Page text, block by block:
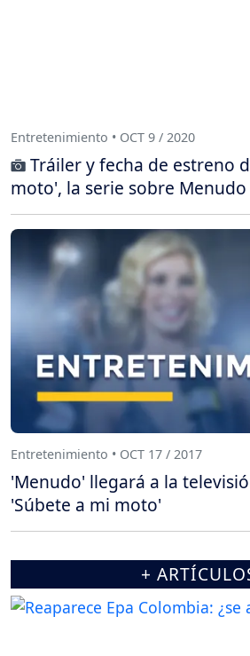
Entretenimiento • OCT 9 / 2020
Tráiler y fecha de estreno
moto', la serie sobre Menudo
Entretenimiento • OCT 17 / 2017
'Menudo' llegará a la
'Súbete a mi moto'
+